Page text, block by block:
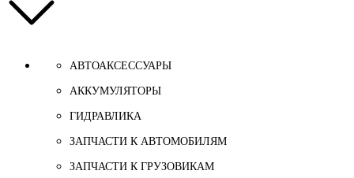
АВТОАКСЕССУАРЫ
АККУМУЛЯТОРЫ
ГИДРАВЛИКА
ЗАПЧАСТИ К АВТОМОБИЛЯМ
ЗАПЧАСТИ К ГРУЗОВИКАМ